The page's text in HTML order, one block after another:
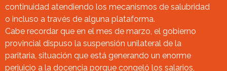
continuidad atendiendo los mecanismos de salubridad
o incluso a través de alguna plataforma.
Cabe recordar que en el mes de marzo, el gobierno
provincial dispuso la suspensión unilateral de la
paritaria, situación que está generando un enorme
perjuicio a la docencia porque congeló los salarios,